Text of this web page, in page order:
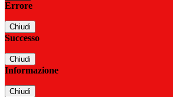
Errore
Chiudi
Successo
Chiudi
Informazione
Chiudi